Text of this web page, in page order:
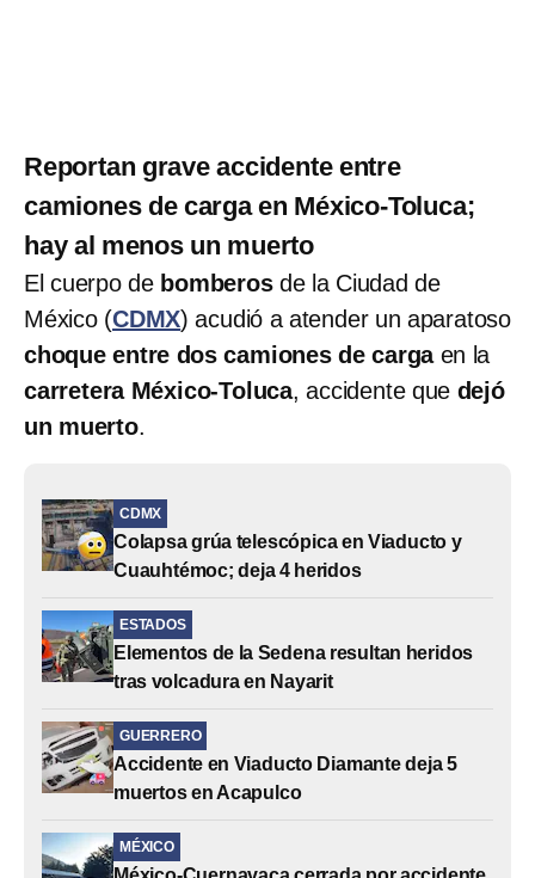
Reportan grave accidente entre
camiones de carga en México-Toluca;
hay al menos un muerto
El cuerpo de bomberosde la Ciudad de
México (CDMX) acudió a atender un aparatoso
choque entre dos camiones de cargaen la
carretera México-Toluca, accidente que dejó
un muerto.
CDMX
Colapsa grúa telescópica en Viaducto y
Cuauhtémoc; deja 4 heridos
ESTADOS
Elementos de la Sedena resultan heridos
tras volcadura en Nayarit
GUERRERO
Accidente en Viaducto Diamante deja 5
muertos en Acapulco
MÉXICO